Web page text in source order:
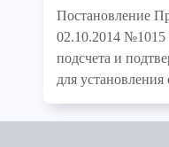
Постановление
02.10.2014
подсчета и
для